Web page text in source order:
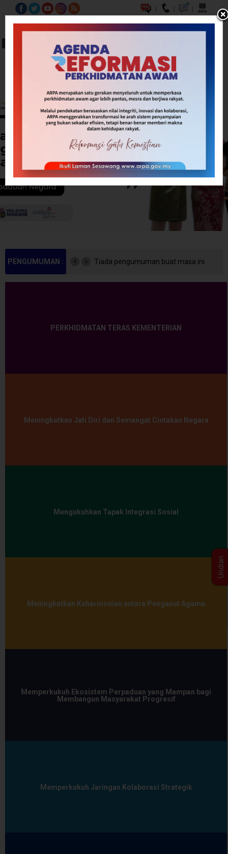
| | |
A- A A+ BM EN
PENGUMUMAN : Tiada pengumuman buat masa ini.
PERKHIDMATAN TERAS KEMENTERIAN
Meningkatkan Jati Diri dan Semangat Cintakan Negara
Mengukuhkan Tapak Integrasi Sosial
Meningkatkan Keharmonian antara Penganut Agama
Memperkukuh Ekosistem Perpaduan yang Mampan bagi
Membangun Masyarakat Progresif
Memperkukuh Jaringan Kolaborasi Strategik
Undian